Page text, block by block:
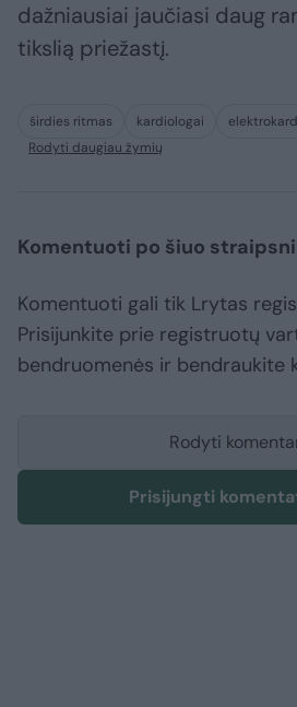
dažniausiai jaučiasi daug
tikslią priežastį.
širdies ritmas kardiologai
Rodyti daugiau žymių
Komentuoti po šiuo
Komentuoti gali tik Lrytas
Prisijunkite prie registruotų
bendruomenės ir bendraukite
Rodyti
Prisijungti